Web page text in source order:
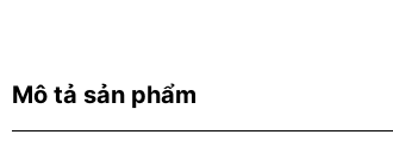
Mô tả sản phẩm